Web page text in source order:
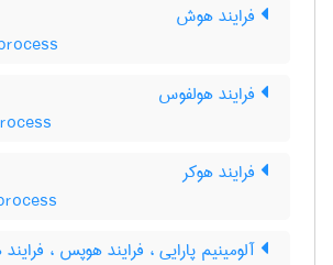
فرایند هوش
فرایند هولفوس
فرایند هوکر
آلومینیم پارایی ، فرایند هوپس ،